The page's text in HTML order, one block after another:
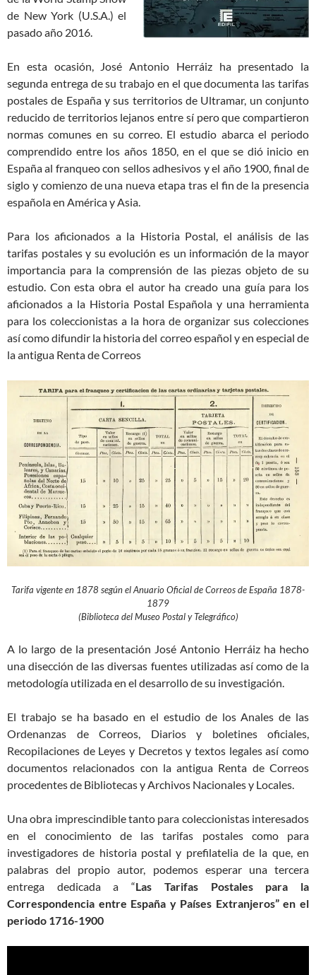
de New York (U.S.A.) el
pasado año 2016.
En esta ocasión, José Antonio Herráiz ha presentado la
segunda entrega de su trabajo en el que documenta las tarifas
postales de España y sus territorios de Ultramar, un conjunto
reducido de territorios lejanos entre sí pero que compartieron
normas comunes en su correo. El estudio abarca el periodo
comprendido entre los años 1850, en el que se dió inicio en
España al franqueo con sellos adhesivos y el año 1900, final de
siglo y comienzo de una nueva etapa tras el fin de la presencia
española en América y Asia.
Para los aficionados a la Historia Postal, el análisis de las
tarifas postales y su evolución es un información de la mayor
importancia para la comprensión de las piezas objeto de su
estudio. Con esta obra el autor ha creado una guía para los
aficionados a la Historia Postal Española y una herramienta
para los coleccionistas a la hora de organizar sus colecciones
así como difundir la historia del correo español y en especial de
la antigua Renta de Correos
Tarifa vigente en 1878 según el Anuario Oficial de Correos de España 1878-
1879
(Biblioteca del Museo Postal y Telegráfico)
A lo largo de la presentación José Antonio Herráiz ha hecho
una disección de las diversas fuentes utilizadas así como de la
metodología utilizada en el desarrollo de su investigación.
El trabajo se ha basado en el estudio de los Anales de las
Ordenanzas de Correos, Diarios y boletines oficiales,
Recopilaciones de Leyes y Decretos y textos legales así como
documentos relacionados con la antigua Renta de Correos
procedentes de Bibliotecas y Archivos Nacionales y Locales.
Una obra imprescindible tanto para coleccionistas interesados
en el conocimiento de las tarifas postales como para
investigadores de historia postal y prefilatelia de la que, en
palabras del propio autor, podemos esperar una tercera
entrega dedicada a “Las
Tarifas Postales para la
Correspondencia entre España y Países Extranjeros” en el
periodo 1716-1900